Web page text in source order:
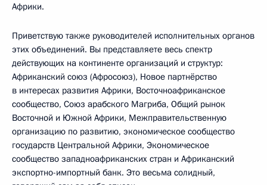
Африки.
Приветствую также руководителей исполнительных органов
этих объединений. Вы представляете весь спектр
действующих на континенте организаций и структур:
Африканский союз (Афросоюз), Новое партнёрство
в интересах развития Африки, Восточноафриканское
сообщество, Союз арабского Магриба, Общий рынок
Восточной и Южной Африки, Межправительственную
организацию по развитию, экономическое сообщество
государств Центральной Африки, Экономическое
сообщество западноафриканских стран и Африканский
экспортно-импортный банк. Это весьма солидный,